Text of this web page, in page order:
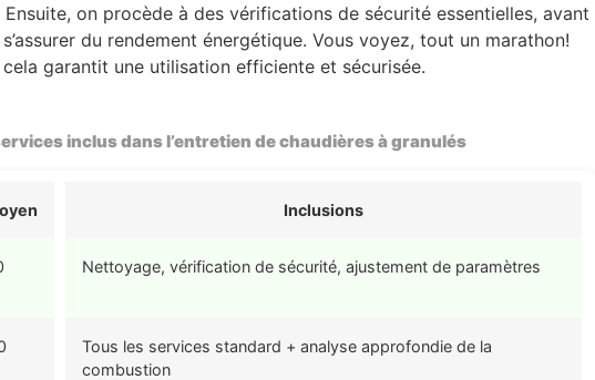
Ensuite, on procède à des vérifications de sécurité essentielles, avant
du rendement énergétique. Vous voyez, tout un marathon!
garantit une utilisation efficiente et sécurisée.
inclus dans l’entretien de chaudières à granulés
Inclusions
Nettoyage, vérification de sécurité, ajustement de paramètres
Tous les services standard + analyse approfondie de la
combustion